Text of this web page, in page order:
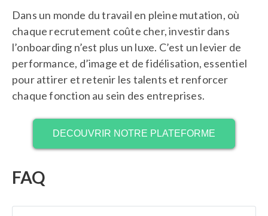
Dans un monde du travail en pleine mutation, où
chaque recrutement coûte cher, investir dans
l’onboarding n’est plus un luxe. C’est un levier de
performance, d’image et de fidélisation, essentiel
pour attirer et retenir les talents et renforcer
chaque fonction au sein des entreprises.
DECOUVRIR NOTRE PLATEFORME
FAQ